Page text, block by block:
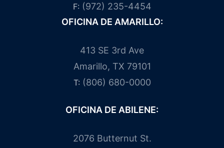
F: (972) 235-4454
OFICINA DE AMARILLO:
413 SE 3rd Ave
Amarillo, TX 79101
T: (806) 680-0000
OFICINA DE ABILENE:
2076 Butternut St.